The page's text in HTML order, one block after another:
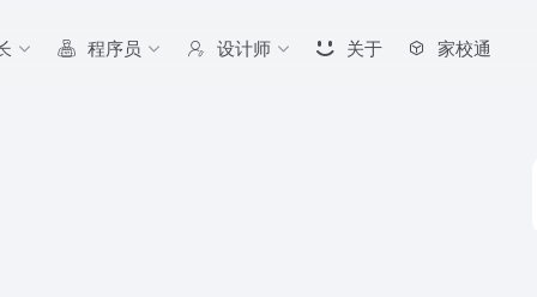
程序员 设计师 关于 家校通